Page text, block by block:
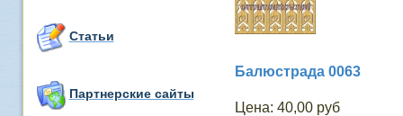
Статьи
Партнерские сайты
Балюстрада 0063
Цена: 40,00 руб